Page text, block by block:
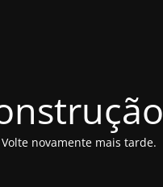
novamente mais tarde.